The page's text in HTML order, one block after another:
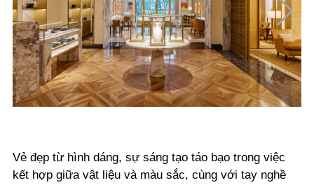
Vẻ đẹp từ hình dáng, sự sáng tạo táo bạo trong việc
kết hợp giữa vật liệu và màu sắc, cùng với tay nghề